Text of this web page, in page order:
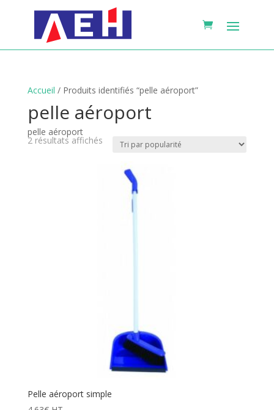
Accueil / Produits identifiés “pelle aéroport”
pelle aéroport
pelle aéroport
2 résultats affichésTrié
Pelle aéroport simple